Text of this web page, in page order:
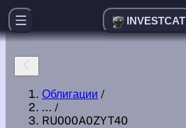
INVESTCAT
Облигации /
... /
RU000A0ZYT40